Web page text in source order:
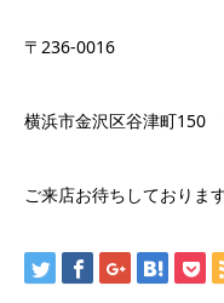
〒236-0016
横浜市金沢区谷津町150
ご来店お待ちしておりま